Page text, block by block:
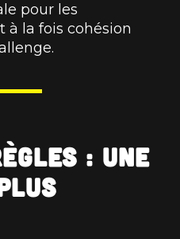
pour les
à la fois cohésion
: une